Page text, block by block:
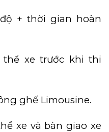
+ thời gian hoàn
thể xe trước khi thi
ghế Limousine.
xe và bàn giao xe